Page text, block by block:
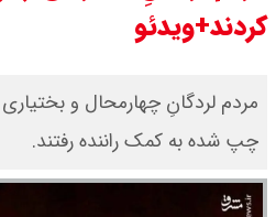
اقتصادی
امیر
به ایران
کردند+ویدئو
مردم لردگانِ چهارمحال و
چپ‌ شده به کمک راننده رفتند.